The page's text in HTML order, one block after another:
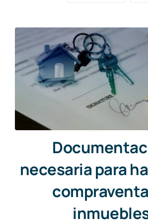
necesaria para